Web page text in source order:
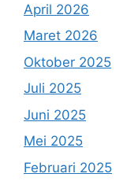
April 2026
Maret 2026
Oktober 2025
Juli 2025
Juni 2025
Mei 2025
Februari 2025